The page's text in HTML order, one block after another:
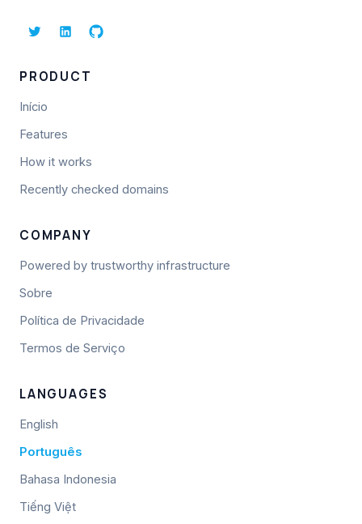
PRODUCT
Início
Features
How it works
Recently checked domains
COMPANY
Powered by trustworthy infrastructure
Sobre
Política de Privacidade
Termos de Serviço
LANGUAGES
English
Português
Bahasa Indonesia
Tiếng Việt